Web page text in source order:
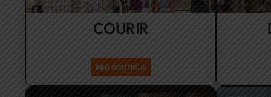
COURIR
INFO BOUTIQUE